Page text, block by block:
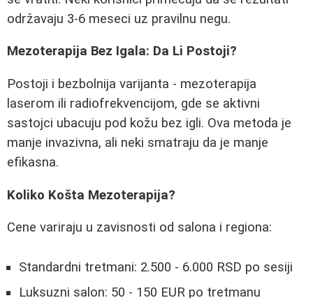
održavaju 3-6 meseci uz pravilnu negu.
Mezoterapija Bez Igala: Da Li Postoji?
Postoji i bezbolnija varijanta - mezoterapija
laserom ili radiofrekvencijom, gde se aktivni
sastojci ubacuju pod kožu bez igli. Ova metoda je
manje invazivna, ali neki smatraju da je manje
efikasna.
Koliko Košta Mezoterapija?
Cene variraju u zavisnosti od salona i regiona:
Standardni tretmani: 2.500 - 6.000 RSD po sesiji
Luksuzni salon: 50 - 150 EUR po tretmanu